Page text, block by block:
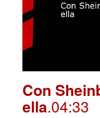
Con
ella.04:33